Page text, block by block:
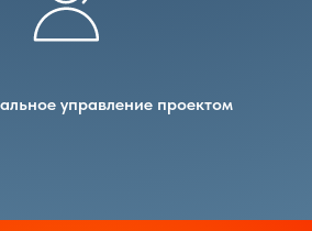
управление проектом